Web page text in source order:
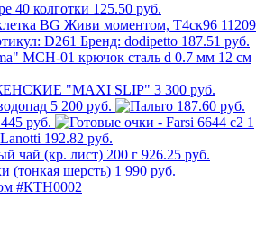
125.50 руб.
187.51 руб.
3 300 руб.
5 200 руб.
187.60 руб.
445 руб.
1
192.82 руб.
926.25 руб.
1 990 руб.